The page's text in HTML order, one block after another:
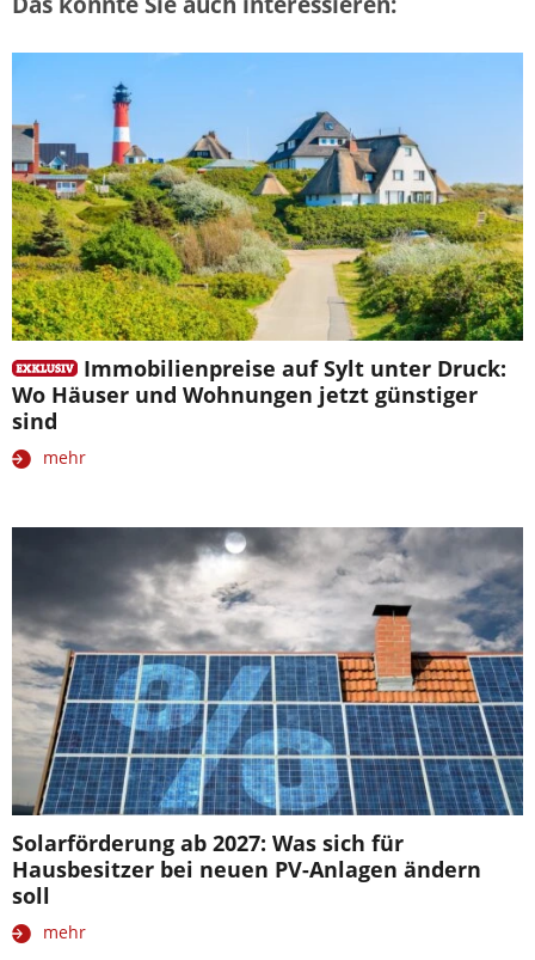
Immobilienpreise auf Sylt unter Druck:
Wo Häuser und Wohnungen jetzt günstiger
sind
mehr
Solarförderung ab 2027: Was sich für
Hausbesitzer bei neuen PV-Anlagen ändern
soll
mehr